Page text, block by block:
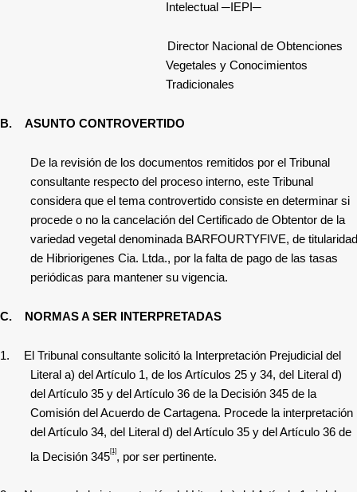
Intelectual ─IEPI─
Director Nacional de Obtenciones
Vegetales y Conocimientos
Tradicionales
B. ASUNTO CONTROVERTIDO
De la revisión de los documentos remitidos por el Tribunal
consultante respecto del proceso interno, este Tribunal
considera que el tema controvertido consiste en determinar si
procede o no la cancelación del Certificado de Obtentor de la
variedad vegetal denominada BARFOURTYFIVE, de titularidad
de Hibriorigenes Cia. Ltda., por la falta de pago de las tasas
periódicas para mantener su vigencia.
C. NORMAS A SER INTERPRETADAS
1.
El Tribunal consultante solicitó la Interpretación Prejudicial del
Literal a) del Artículo 1, de los Artículos 25 y 34, del Literal d)
del Artículo 35 y del Artículo 36 de la Decisión 345 de la
Comisión del Acuerdo de Cartagena. Procede la interpretación
del Artículo 34, del Literal d) del Artículo 35 y del Artículo 36 de
la Decisión 345[1], por ser pertinente.